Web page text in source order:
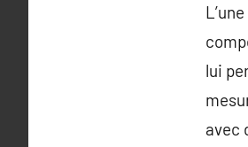
lui
avec